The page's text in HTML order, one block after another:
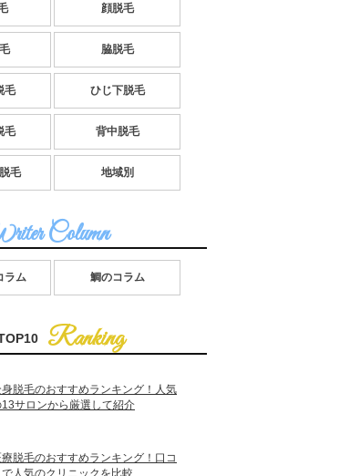
顔脱毛
脇脱毛
毛 ひじ下脱毛
毛 背中脱毛
毛 地域別
ラム 鯛のコラム
脱毛のおすすめランキング！人気
サロンから厳選して紹介
脱毛のおすすめランキング！口コ
で人気のクリニックを比較